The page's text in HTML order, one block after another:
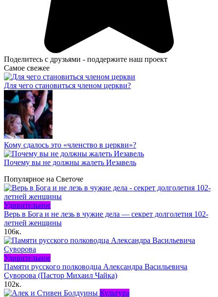
Поделитесь с друзьями - поддержите наш проект
Самое свежее
Для чего становиться членом церкви?
Кому сдалось это «членство в церкви»?
Почему вы не должны жалеть Иезавель
Популярное на Светоче
Удивительное
Верь в Бога и не лезь в чужие дела — секрет долголетия 102-
летней женщины
106к.
Удивительное
Памяти русского полководца Александра Васильевича
Суворова (Пастор Михаил Чайка)
102к.
Культура